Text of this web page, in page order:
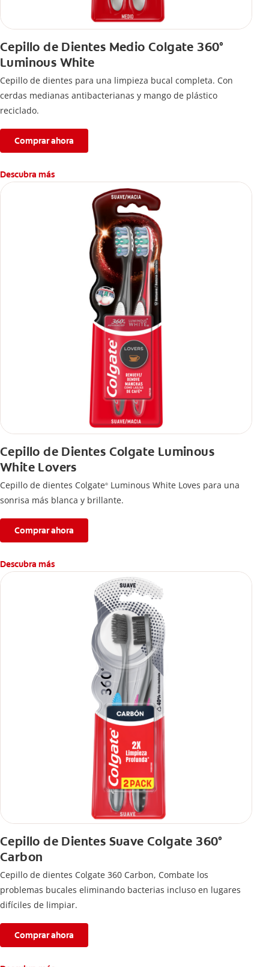
Cepillo de Dientes Medio Colgate 360°
Luminous White
Cepillo de dientes para una limpieza bucal completa. Con
cerdas medianas antibacterianas y mango de plástico
reciclado.
Comprar ahora
Descubra más
Cepillo de Dientes Colgate Luminous
White Lovers
Cepillo de dientes Colgate® Luminous White Loves para una
sonrisa más blanca y brillante.
Comprar ahora
Descubra más
Cepillo de Dientes Suave Colgate 360°
Carbon
Cepillo de dientes Colgate 360 ​​Carbon, Combate los
problemas bucales eliminando bacterias incluso en lugares
difíciles de limpiar.
Comprar ahora